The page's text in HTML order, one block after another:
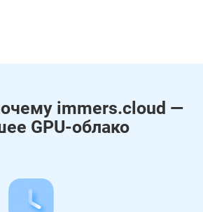
immers.cloud —
GPU-облако